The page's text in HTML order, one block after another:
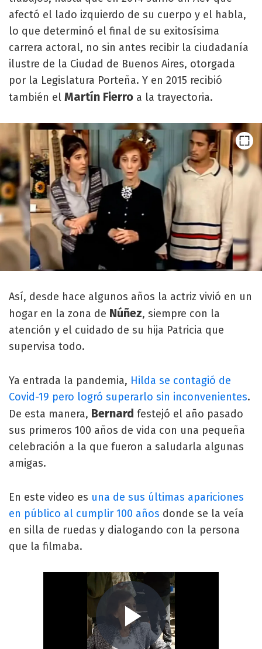
afectó el lado izquierdo de su cuerpo y el habla,
lo que determinó el final de su exitosísima
carrera actoral, no sin antes recibir la ciudadanía
ilustre de la Ciudad de Buenos Aires, otorgada
por la Legislatura Porteña. Y en 2015 recibió
también el Martín Fierro a la trayectoria.
Así, desde hace algunos años la actriz vivió en un
hogar en la zona de Núñez, siempre con la
atención y el cuidado de su hija Patricia que
supervisa todo.
Ya entrada la pandemia, Hilda se contagió de
Covid-19 pero logró superarlo sin inconvenientes.
De esta manera, Bernard festejó el año pasado
sus primeros 100 años de vida con una pequeña
celebración a la que fueron a saludarla algunas
amigas.
En este video es una de sus últimas apariciones
en público al cumplir 100 años donde se la veía
en silla de ruedas y dialogando con la persona
que la filmaba.